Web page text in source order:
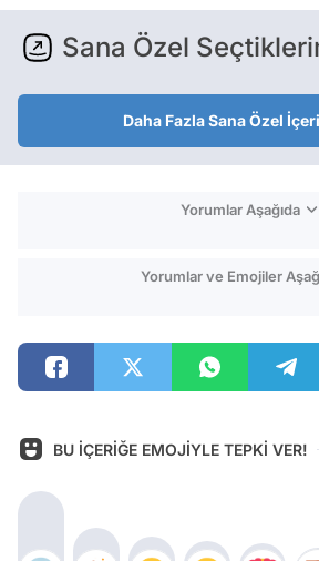
Sana Özel
Daha Fazla Sana Özel
Yorumlar Aşağıda
Yorumlar ve Emojiler
BU İÇERİĞE EMOJİYLE TEPKİ VER!